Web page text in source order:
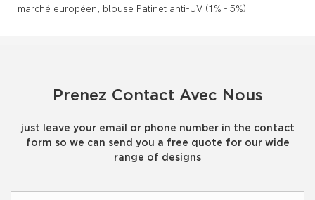
Prenez Contact Avec Nous
just leave your email or phone number in the contact
form so we can send you a free quote for our wide
range of designs